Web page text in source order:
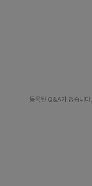
등록된 Q&A가 없습니다.